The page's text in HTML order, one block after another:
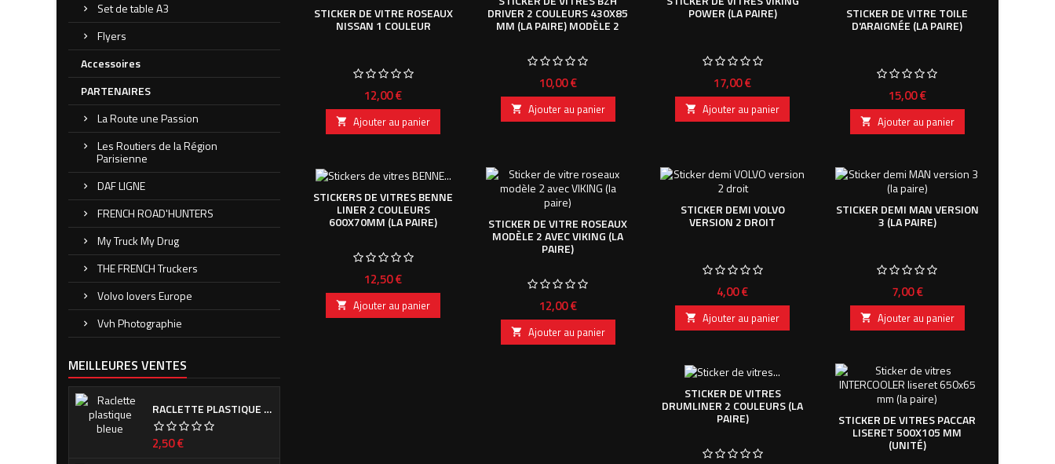
Set de table A3
Flyers
Accessoires
PARTENAIRES
La Route une Passion
Les Routiers de la Région
Parisienne
DAF LIGNE
FRENCH ROAD'HUNTERS
My Truck My Drug
THE FRENCH Truckers
Volvo lovers Europe
Vvh Photographie
MEILLEURES VENTES
RACLETTE PLASTIQUE BLEUE (OU VERTE SUIVANT ARRIVAGE)
Prix
2,50 €
STICKER DE VITRE ROSEAUX
NISSAN 1 COULEUR
Prix
12,00 €
 Ajouter au panier
DRIVER 2 COULEURS 430X85
MM (LA PAIRE) MODÈLE 2
Prix
10,00 €
 Ajouter au panier
POWER (LA PAIRE)
Prix
17,00 €
 Ajouter au panier
STICKER DE VITRE TOILE
D'ARAIGNÉE (LA PAIRE)
Prix
15,00 €
 Ajouter au panier
STICKERS DE VITRES BENNE
LINER 2 COULEURS
600X70MM (LA PAIRE)
Prix
12,50 €
 Ajouter au panier
STICKER DE VITRE ROSEAUX
MODÈLE 2 AVEC VIKING (LA
PAIRE)
Prix
12,00 €
 Ajouter au panier
STICKER DEMI VOLVO
VERSION 2 DROIT
Prix
4,00 €
 Ajouter au panier
STICKER DEMI MAN VERSION
3 (LA PAIRE)
Prix
7,00 €
 Ajouter au panier
STICKER DE VITRES
DRUMLINER 2 COULEURS (LA
PAIRE) STICKER DE VITRES PACCAR
LISERET 500X105 MM
(UNITÉ)